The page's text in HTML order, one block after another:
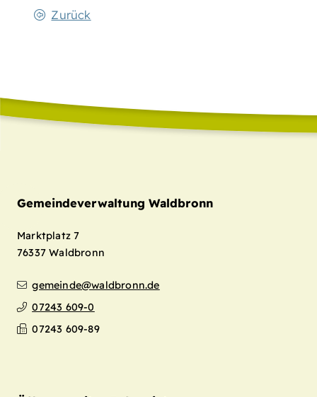
Zurück
Gemeindeverwaltung Waldbronn
Marktplatz 7
76337 Waldbronn
gemeinde@waldbronn.de
07243 609-0
07243 609-89